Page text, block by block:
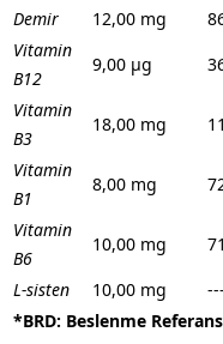
Demir
12,00 mg
Vitamin
B12
9,00 µg
Vitamin
B3
18,00 mg
Vitamin
B1
8,00 mg
Vitamin
B6
10,00 mg
L-sisten
10,00 mg
*BRD: Beslenme